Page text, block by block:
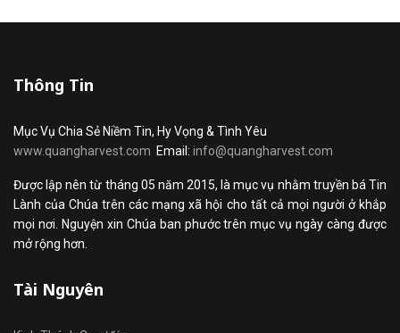
Thông Tin
Mục Vụ Chia Sẻ Niềm Tin, Hy Vọng & Tình Yêu
www.quangharvest.com Email: info@quangharvest.com
Được lập nên từ tháng 05 năm 2015, là mục vụ nhằm truyền bá Tin
Lành của Chúa trên các mạng xã hội cho tất cả mọi người ở khắp
mọi nơi. Nguyện xin Chúa ban phước trên mục vụ ngày càng được
mở rộng hơn.
Tài Nguyên